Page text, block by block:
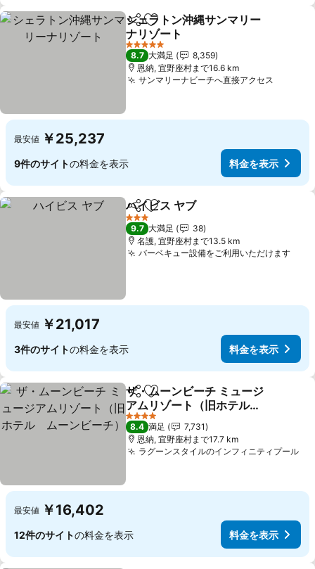
シェアお気に入りに追加
シェラトン沖縄サンマリー
ナリゾート
料金を表示
5 ホテルのランク
8.7 大満足
8,359
恩納, 宜野座村まで16.6 km
サンマリーナビーチへ直接アクセス
最安値 ￥25,237
9件のサイトの料金を表示 料金を表示
シェアお気に入りに追加
ハイビス ヤブ
3 ホテルのランク
9.7 大満足
38
名護, 宜野座村まで13.5 km
バーベキュー設備をご利用いただけます料金
最安値 ￥21,017
3件のサイトの料金を表示 料金を表示
シェアお気に入りに追加
ザ・ムーンビーチ ミュージ
アムリゾート（旧ホテル
ムーンビーチ）
料金を表示
4 ホテルのランク
8.4 満足
7,731
恩納, 宜野座村まで17.7 km
ラグーンスタイルのインフィニティプール料
最安値 ￥16,402
12件のサイトの料金を表示 料金を表示